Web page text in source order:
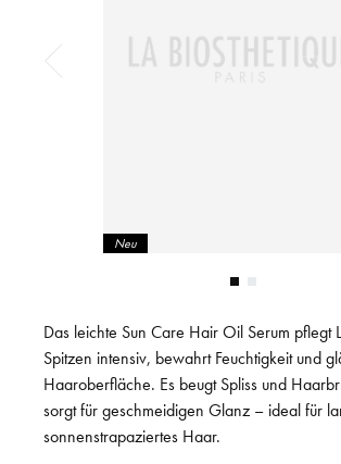
Neu
Das leichte Sun Care Hair Oil Serum pflegt
Spitzen intensiv, bewahrt Feuchtigkeit und
Haaroberfläche. Es beugt Spliss und
sorgt für geschmeidigen Glanz – ideal für
sonnenstrapaziertes Haar.